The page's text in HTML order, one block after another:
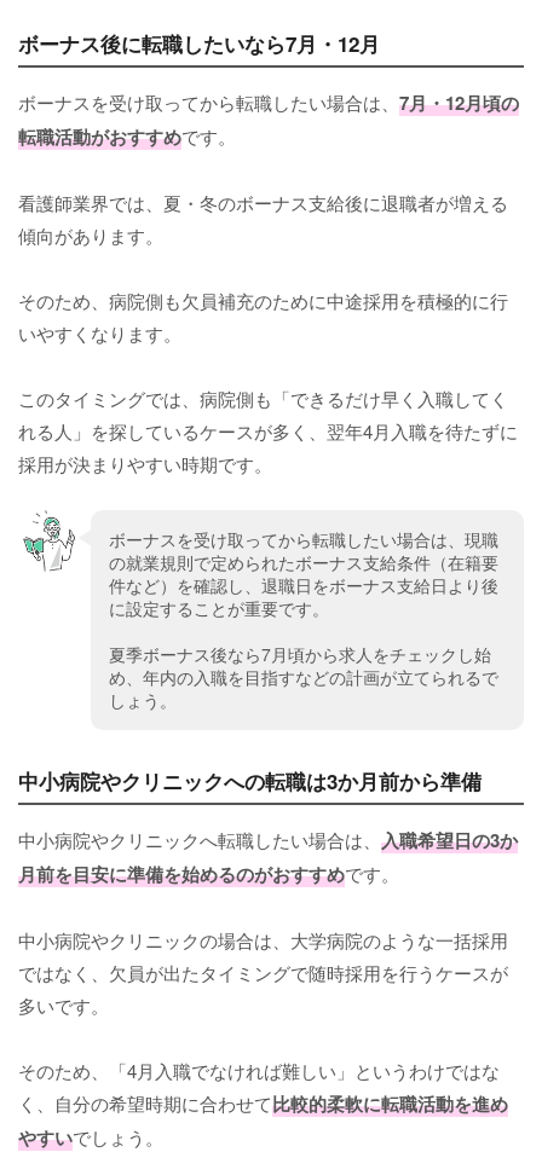
ボーナス後に転職したいなら7月・12月
ボーナスを受け取ってから転職したい場合は、 7月・12月頃の
転職活動がおすすめです。
看護師業界では、夏・冬のボーナス支給後に退職者が増える
傾向があります。
そのため、病院側も欠員補充のために中途採用を積極的に行
いやすくなります。
このタイミングでは、病院側も「できるだけ早く入職してく
れる人」を探しているケースが多く、翌年4月入職を待たずに
採用が決まりやすい時期です。
ボーナスを受け取ってから転職したい場合は、現職
の就業規則で定められたボーナス支給条件（在籍要
件など）を確認し、退職日をボーナス支給日より後
に設定することが重要です。
夏季ボーナス後なら7月頃から求人をチェックし始
め、年内の入職を目指すなどの計画が立てられるで
しょう。
中小病院やクリニックへの転職は3か月前から準備
中小病院やクリニックへ転職したい場合は、 入職希望日の3か
月前を目安に準備を始めるのがおすすめです。
中小病院やクリニックの場合は、大学病院のような一括採用
ではなく、欠員が出たタイミングで随時採用を行うケースが
多いです。
そのため、「4月入職でなければ難しい」というわけではな
く、自分の希望時期に合わせて比較的柔軟に転職活動を進め
やすいでしょう。